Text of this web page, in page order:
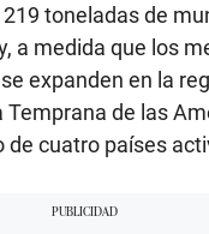
toneladas de
a medida que los
expanden en la
de las
de cuatro países